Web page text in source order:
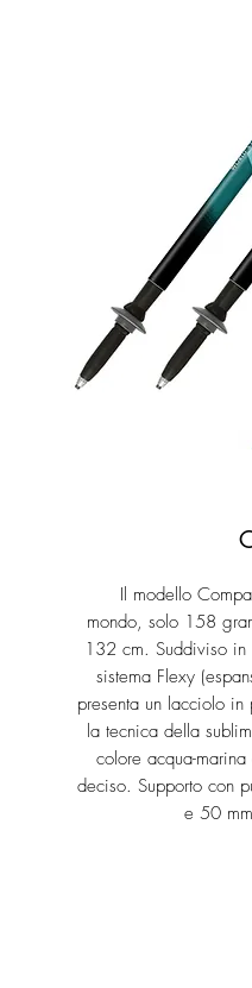
Il modello
mondo, solo 158
132 cm. Suddiviso
sistema Flexy
presenta un lacciolo
la tecnica della
colore acqua-
deciso. Supporto con
e 50